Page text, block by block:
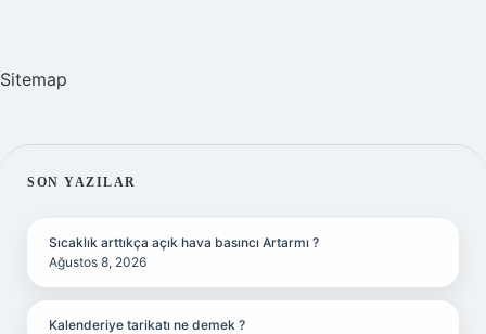
Sitemap
SIDEBAR
SON YAZILAR
Sıcaklık arttıkça açık hava basıncı Artarmı ?
Ağustos 8, 2026
Kalenderiye tarikatı ne demek ?